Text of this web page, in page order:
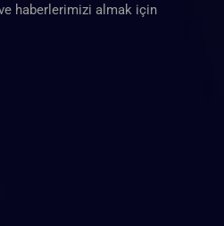
haberlerimizi almak için